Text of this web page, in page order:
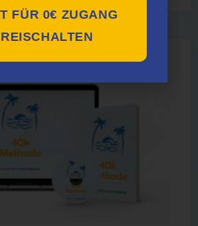
5.00
FÜR 0€ ZUGANG